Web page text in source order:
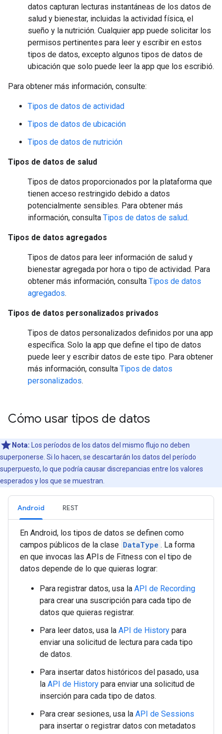
datos capturan lecturas instantáneas de los datos de
salud y bienestar, incluidas la actividad física, el
sueño y la nutrición. Cualquier app puede solicitar los
permisos pertinentes para leer y escribir en estos
tipos de datos, excepto algunos tipos de datos de
ubicación que solo puede leer la app que los escribió.
Para obtener más información, consulte:
Tipos de datos de actividad
Tipos de datos de ubicación
Tipos de datos de nutrición
Tipos de datos de salud
Tipos de datos proporcionados por la plataforma que
tienen acceso restringido debido a datos
potencialmente sensibles. Para obtener más
información, consulta Tipos de datos de salud.
Tipos de datos agregados
Tipos de datos para leer información de salud y
bienestar agregada por hora o tipo de actividad. Para
obtener más información, consulta Tipos de datos
agregados.
Tipos de datos personalizados privados
Tipos de datos personalizados definidos por una app
específica. Solo la app que define el tipo de datos
puede leer y escribir datos de este tipo. Para obtener
más información, consulta Tipos de datos
personalizados.
Cómo usar tipos de datos
Nota: Los períodos de los datos del mismo flujo no deben
superponerse. Si lo hacen, se descartarán los datos del período
superpuesto, lo que podría causar discrepancias entre los valores
esperados y los que se muestran.
Android REST
En Android, los tipos de datos se definen como
campos públicos de la clase DataType . La forma
en que invocas las APIs de Fitness con el tipo de
datos depende de lo que quieras lograr:
Para registrar datos, usa la API de Recording
para crear una suscripción para cada tipo de
datos que quieras registrar.
Para leer datos, usa la API de History para
enviar una solicitud de lectura para cada tipo
de datos.
Para insertar datos históricos del pasado, usa
la API de History para enviar una solicitud de
inserción para cada tipo de datos.
Para crear sesiones, usa la API de Sessions
para insertar o registrar datos con metadatos